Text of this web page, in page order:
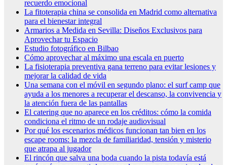
recuerdo emocional
La fitoterapia china se consolida en Madrid como alternativa
para el bienestar integral
Armarios a Medida en Sevilla: Diseños Exclusivos para
Aprovechar tu Espacio
Estudio fotográfico en Bilbao
Cómo aprovechar al máximo una escala en puerto
La fisioterapia preventiva gana terreno para evitar lesiones y
mejorar la calidad de vida
Una semana con el móvil en segundo plano: el surf camp que
ayuda a los menores a recuperar el descanso, la convivencia y
la atención fuera de las pantallas
El catering que no aparece en los créditos: cómo la comida
condiciona el ritmo de un rodaje audiovisual
Por qué los escenarios médicos funcionan tan bien en los
escape rooms: la mezcla de familiaridad, tensión y misterio
que atrapa al jugador
El rincón que salva una boda cuando la pista todavía está